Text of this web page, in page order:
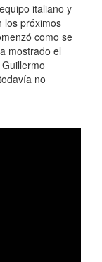
italiano y
los próximos
como se
mostrado el
no